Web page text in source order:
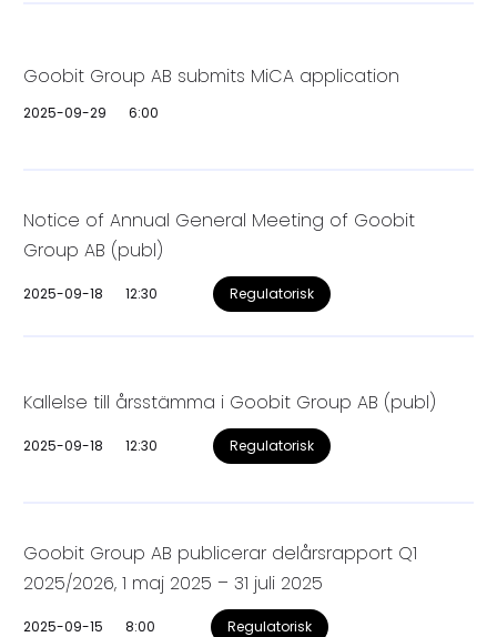
Goobit Group AB submits MiCA application
2025-09-29 6:00
Notice of Annual General Meeting of Goobit
Group AB (publ)
2025-09-18 12:30 Regulatorisk
Kallelse till årsstämma i Goobit Group AB (publ)
2025-09-18 12:30 Regulatorisk
Goobit Group AB publicerar delårsrapport Q1
2025/2026, 1 maj 2025 – 31 juli 2025
2025-09-15 8:00 Regulatorisk